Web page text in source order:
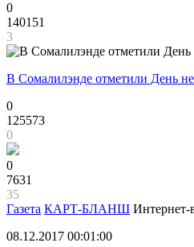
0
140151
3
В Сомалилэнде отметили День
0
125573
0
0
7631
35
Газета КАРТ-БЛАНШ Интернет-
08.12.2017 00:01:00